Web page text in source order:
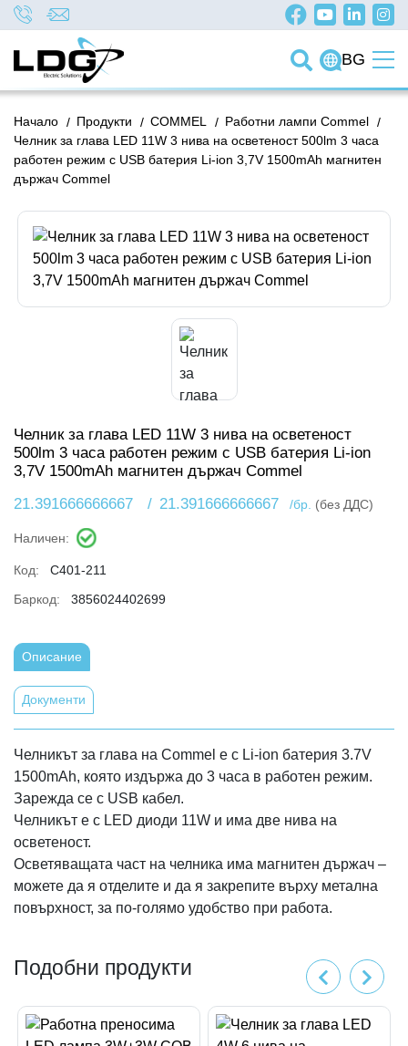
BG
/
Начало /
Продукти /
COMMEL /
Работни лампи Commel
Челник за глава LED 11W 3 нива на осветеност 500lm 3 часа
работен режим с USB батерия Li-ion 3,7V 1500mAh магнитен
държач Commel
Челник за глава LED 11W 3 нива на осветеност
500lm 3 часа работен режим с USB батерия Li-ion
3,7V 1500mAh магнитен държач Commel
21.391666666667
/
21.391666666667 /бр. (без ДДС)
Наличен:
Код:
C401-211
Баркод:
3856024402699
Описание
Документи
Челникът за глава на Commel е с Li-ion батерия 3.7V
1500mAh, която издържа до 3 часа в работен режим.
Зарежда се с USB кабел.
Челникът е с LED диоди 11W и има две нива на
осветеност.
Осветяващата част на челника има магнитен държач –
можете да я отделите и да я закрепите върху метална
повърхност, за по-голямо удобство при работа.
Подобни продукти